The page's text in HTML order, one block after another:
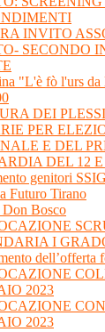
INVITO
SECONDO
"L'è fò l'urs da
DEI
PER
E DEL
DEL 12 E
genitori
Futuro Tirano
Don Bosco
I
dell’offerta
2023
2023